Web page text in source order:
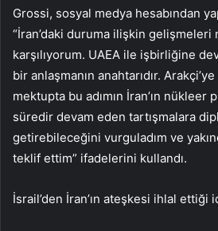
Grossi, sosyal medya hesabından
“İran’daki duruma ilişkin gelişmeleri
karşılıyorum. UAEA ile işbirliğine
bir anlaşmanın anahtarıdır.
mektupta bu adımın İran’ın nükleer
süredir devam eden tartışmalara
getirebileceğini vurguladım ve
teklif ettim” ifadelerini kullandı.
İsrail’den İran’ın ateşkesi ihlal ettiği